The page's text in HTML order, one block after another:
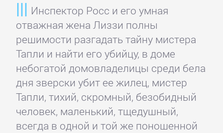
Инспектор Росс и его умная
отважная жена Лиззи полны
решимости разгадать тайну мистера
Тапли и найти его убийцу, в доме
небогатой домовладелицы среди бела
дня зверски убит ее жилец, мистер
Тапли, тихий, скромный, безобидный
человек, маленький, тщедушный,
всегда в одной и той же поношенной
Зарубежные
стихи
Современная
зарубежная
литература